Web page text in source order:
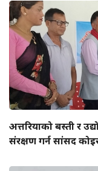
अत्तरियाको बस्ती र
संरक्षण गर्न सांसद